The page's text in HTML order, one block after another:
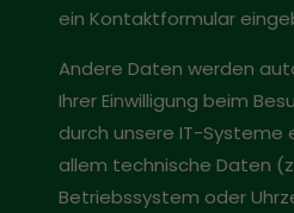
ein Kontaktformular
Andere Daten werden
Ihrer Einwilligung beim
durch unsere IT-Systeme
allem technische Daten
Betriebssystem oder